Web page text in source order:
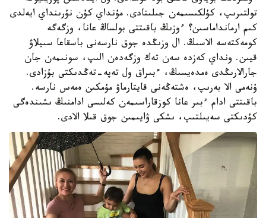
تولتىرىپ، كۇلكىسىمەن جىلىتادى. مۇنداي كۇن نۇرىنداي ايەلدى
كىم ارمانداماسىن؟ ءوزىڭ باقىتتى بولساڭ عانا، وزگەگە
كومەكتەسە الاسىڭ. ال وزىڭدە جوق نارسەنى باسقاعا سىيلاۋ
قيىن. ونداي كەزدە سەن تەك وزگەدەن الىپ، سونىمەن جان
جارالارىڭدى ەمدەيسىڭ، ءبىراق ول تەپە-تەڭدىكتى بۇزادى.
ۇنەمى الا بەرىپ، ەشتەڭەنى قايتارماۋ مۇمكىن ەمەس نارسە.
باقىتتى ادام ءبىر عانا كوزقاراسىمەن كەلىسى ادامنىڭ ىشىندەگى
كۇدىكتى سەيىلتىپ، ىشكى ۋايىمىن جوق قىلا الادى.